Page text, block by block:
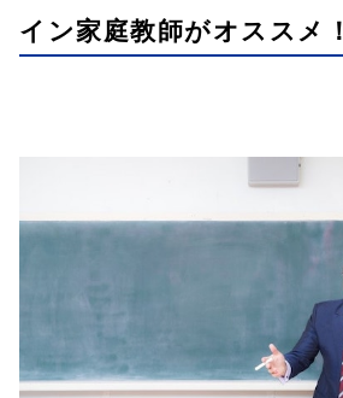
イン家庭教師がオススメ！